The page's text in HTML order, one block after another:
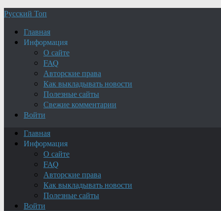
Русский Топ
Главная
Информация
О сайте
FAQ
Авторские права
Как выкладывать новости
Полезные сайты
Свежие комментарии
Войти
Главная
Информация
О сайте
FAQ
Авторские права
Как выкладывать новости
Полезные сайты
Войти